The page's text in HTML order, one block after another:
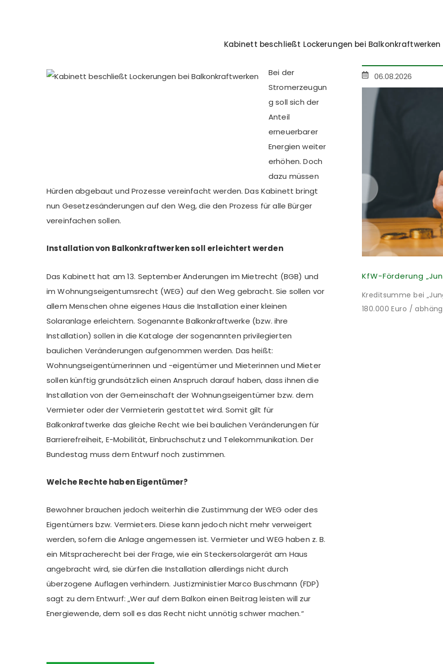
Kabinett beschließt Lockerungen bei Balkonkraftwerken
Bei der
Stromerzeugun
g soll sich der
Anteil
erneuerbarer
Energien weiter
erhöhen. Doch
dazu müssen
Hürden abgebaut und Prozesse vereinfacht werden. Das Kabinett bringt
nun Gesetzesänderungen auf den Weg, die den Prozess für alle Bürger
vereinfachen sollen.
Installation von Balkonkraftwerken soll erleichtert werden
Das Kabinett hat am 13. September Änderungen im Mietrecht (BGB) und
im Wohnungseigentumsrecht (WEG) auf den Weg gebracht. Sie sollen vor
allem Menschen ohne eigenes Haus die Installation einer kleinen
Solaranlage erleichtern. Sogenannte Balkonkraftwerke (bzw. ihre
Installation) sollen in die Kataloge der sogenannten privilegierten
baulichen Veränderungen aufgenommen werden. Das heißt:
Wohnungseigentümerinnen und -eigentümer und Mieterinnen und Mieter
sollen künftig grundsätzlich einen Anspruch darauf haben, dass ihnen die
Installation von der Gemeinschaft der Wohnungseigentümer bzw. dem
Vermieter oder der Vermieterin gestattet wird. Somit gilt für
Balkonkraftwerke das gleiche Recht wie bei baulichen Veränderungen für
Barrierefreiheit, E-Mobilität, Einbruchschutz und Telekommunikation. Der
Bundestag muss dem Entwurf noch zustimmen.
Welche Rechte haben Eigentümer?
Bewohner brauchen jedoch weiterhin die Zustimmung der WEG oder des
Eigentümers bzw. Vermieters. Diese kann jedoch nicht mehr verweigert
werden, sofern die Anlage angemessen ist. Vermieter und WEG haben z. B.
ein Mitspracherecht bei der Frage, wie ein Steckersolargerät am Haus
angebracht wird, sie dürfen die Installation allerdings nicht durch
überzogene Auflagen verhindern. Justizministier Marco Buschmann (FDP)
sagt zu dem Entwurf: „Wer auf dem Balkon einen Beitrag leisten will zur
Energiewende, dem soll es das Recht nicht unnötig schwer machen.“
06.08.2026
Kreditsumme bei
180.000 Euro /